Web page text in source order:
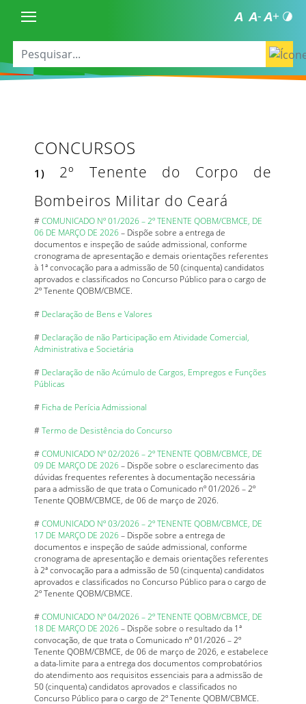
CONCURSOS
1) 2º Tenente do Corpo de
Bombeiros Militar do Ceará
#COMUNICADO Nº 01/2026 – 2º TENENTE QOBM/CBMCE, DE
06 DE MARÇO DE 2026– Dispõe sobre a entrega de
documentos e inspeção de saúde admissional, conforme
cronograma de apresentação e demais orientações referentes
à 1ª convocação para a admissão de 50 (cinquenta) candidatos
aprovados e classificados no Concurso Público para o cargo de
2º Tenente QOBM/CBMCE.
# Declaração de Bens e Valores
# Declaração de não Participação em Atividade Comercial,
Administrativa e Societária
# Declaração de não Acúmulo de Cargos, Empregos e Funções
Públicas
# Ficha de Perícia Admissional
#Termo de Desistência do Concurso
#COMUNICADO Nº 02/2026 – 2º TENENTE QOBM/CBMCE, DE
09 DE MARÇO DE 2026– Dispõe sobre o esclarecimento das
dúvidas frequentes referentes à documentação necessária
para a admissão de que trata o Comunicado nº 01/2026 – 2º
Tenente QOBM/CBMCE, de 06 de março de 2026.
#COMUNICADO Nº 03/2026 – 2º TENENTE QOBM/CBMCE, DE
17 DE MARÇO DE 2026– Dispõe sobre a entrega de
documentos e inspeção de saúde admissional, conforme
cronograma de apresentação e demais orientações referentes
à 2ª convocação para a admissão de 50 (cinquenta) candidatos
aprovados e classificados no Concurso Público para o cargo de
2º Tenente QOBM/CBMCE.
#COMUNICADO Nº 04/2026 – 2º TENENTE QOBM/CBMCE, DE
18 DE MARÇO DE 2026– Dispõe sobre o resultado da 1ª
convocação, de que trata o Comunicado nº 01/2026 – 2º
Tenente QOBM/CBMCE, de 06 de março de 2026, e estabelece
a data-limite para a entrega dos documentos comprobatórios
do atendimento aos requisitos essenciais para a admissão de
50 (cinquenta) candidatos aprovados e classificados no
Concurso Público para o cargo de 2º Tenente QOBM/CBMCE.